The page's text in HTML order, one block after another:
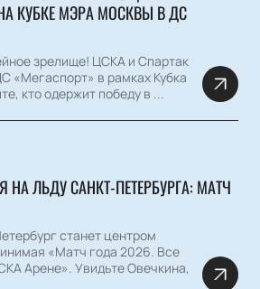
КУБКЕ МЭРА МОСКВЫ В ДС
зрелище! ЦСКА и Спартак
«Мегаспорт» в рамках Кубка
кто одержит победу в ...
НА ЛЬДУ САНКТ-ПЕТЕРБУРГА: МАТЧ
станет центром
«Матч года 2026. Все
Арене». Увидьте Овечкина,